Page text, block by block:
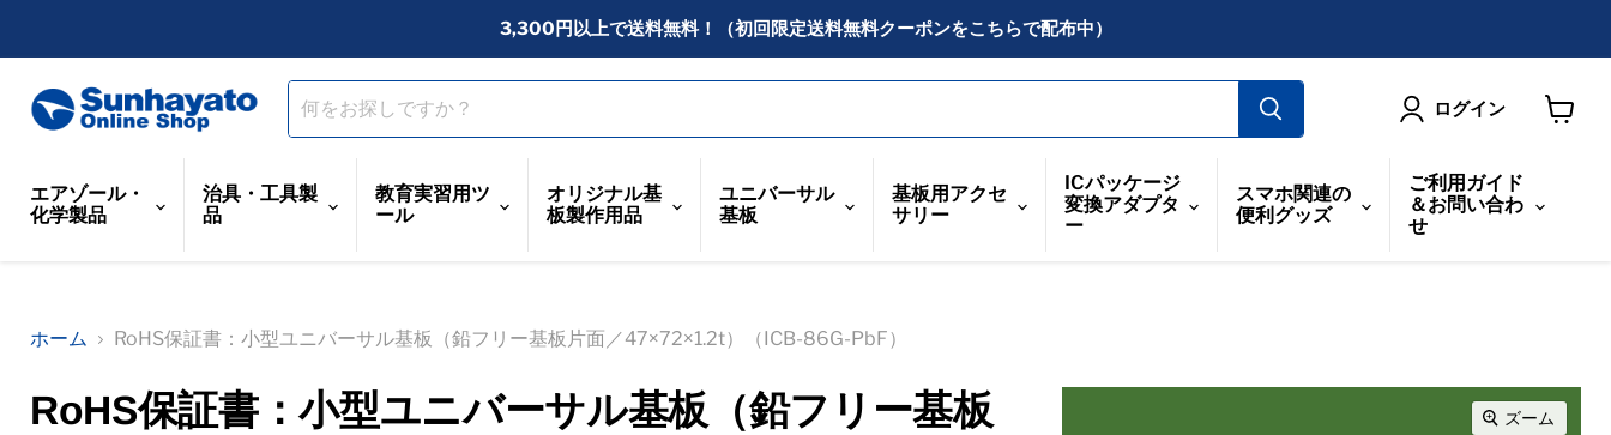
3,300円以上で送料無料！（初回限定送料無料クーポンをこちらで配布中）
ログイン
エアゾール・
化学製品
治具・工具製
品
教育実習用ツ
ール
オリジナル基
板製作用品
ユニバーサル
基板
基板用アクセ
サリー
ICパッケージ
変換アダプタ
ー
スマホ関連の
便利グッズ
ご利用ガイド
＆お問い合わ
せ
ホーム RoHS保証書：小型ユニバーサル基板（鉛フリー基板片面／47×72×1.2t）（ICB-86G-PbF）
ズーム
RoHS保証書：小型ユニバーサル基板（鉛フリー基板